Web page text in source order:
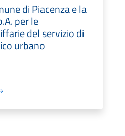
di Piacenza e la
per le
del servizio di
urbano